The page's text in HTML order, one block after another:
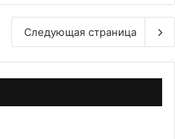
Следующая страница